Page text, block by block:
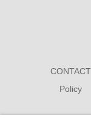
CONTACT
Policy